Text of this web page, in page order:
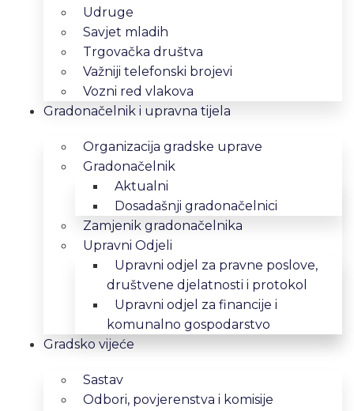
Udruge
Savjet mladih
Trgovačka društva
Važniji telefonski brojevi
Vozni red vlakova
Gradonačelnik i upravna tijela
Organizacija gradske uprave
Gradonačelnik
Aktualni
Dosadašnji gradonačelnici
Zamjenik gradonačelnika
Upravni Odjeli
Upravni odjel za pravne poslove,
društvene djelatnosti i protokol
Upravni odjel za financije i
komunalno gospodarstvo
Gradsko vijeće
Sastav
Odbori, povjerenstva i komisije